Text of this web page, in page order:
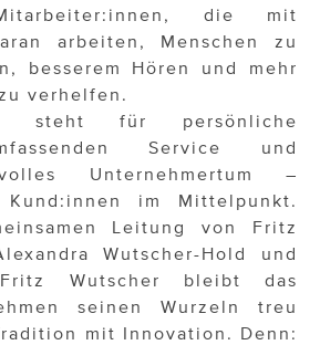
die mit
arbeiten, Menschen zu
besserem Hören und mehr
verhelfen.
steht für persönliche
Service und
Unternehmertum –
im Mittelpunkt.
Leitung von Fritz
Wutscher-Hold und
Wutscher bleibt das
seinen Wurzeln treu
mit Innovation. Denn: